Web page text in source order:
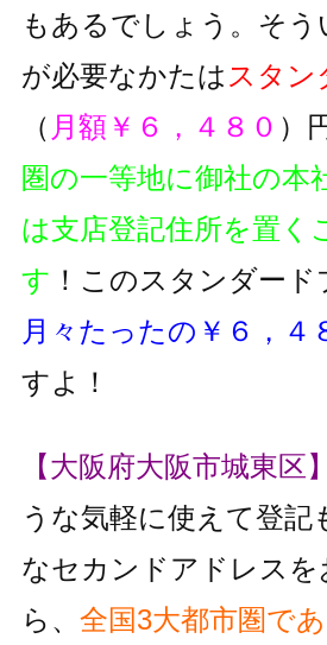
もあるでしょう。そう
が必要なかたは スタン
（ 月額￥６，４８０ ）
圏の一等地に御社の本
は支店登記住所を置く
す ！このスタンダー
月々たったの￥６，４
すよ！
【大阪府大阪市城東区】
うな気軽に使えて登記
なセカンドアドレスを
ら、 全国3大都市圏であ